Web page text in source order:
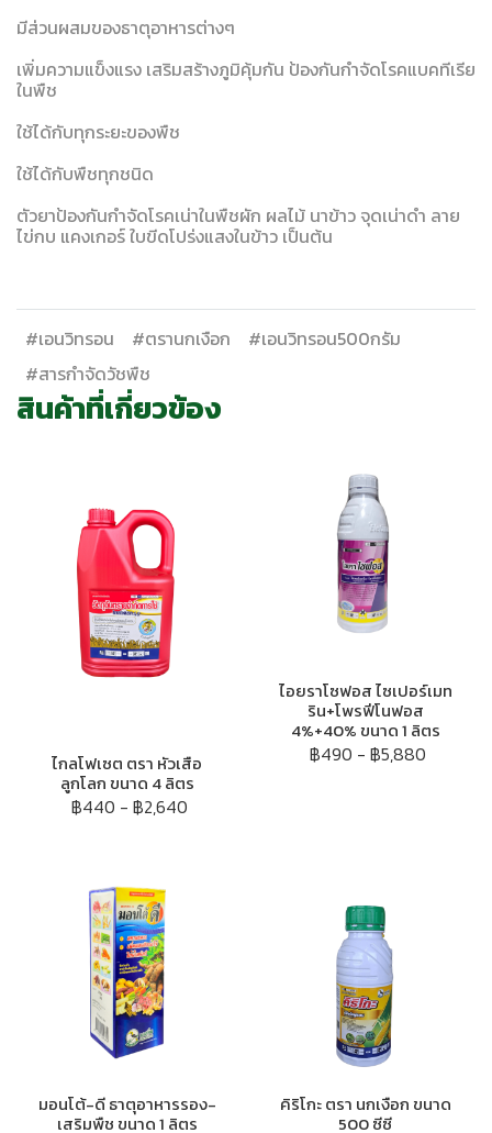
มีส่วนผสมของธาตุอาหารต่างๆ
เพิ่มความแข็งแรง เสริมสร้างภูมิคุ้มกัน ป้องกันกำจัดโรคแบคทีเรีย
ในพืช
ใช้ได้กับทุกระยะของพืช
ใช้ได้กับพืชทุกชนิด
ตัวยาป้องกันกำจัดโรคเน่าในพืชผัก ผลไม้ นาข้าว จุดเน่าดำ ลาย
ไข่กบ แคงเกอร์ ใบขีดโปร่งแสงในข้าว เป็นต้น
#เอนวิทรอน #ตรานกเงือก
#เอนวิทรอน500กรัม
#สารกำจัดวัชพืช
สินค้าที่เกี่ยวข้อง
ไกลโฟเซต ตรา หัวเสือ
ลูกโลก ขนาด 4 ลิตร
฿440 - ฿2,640
ไอยราโซฟอส ไซเปอร์เมท
ริน+โพรฟีโนฟอส
4%+40% ขนาด 1 ลิตร
฿490 - ฿5,880
มอนโต้-ดี ธาตุอาหารรอง-
เสริมพืช ขนาด 1 ลิตร
คิริโกะ ตรา นกเงือก ขนาด
500 ซีซี